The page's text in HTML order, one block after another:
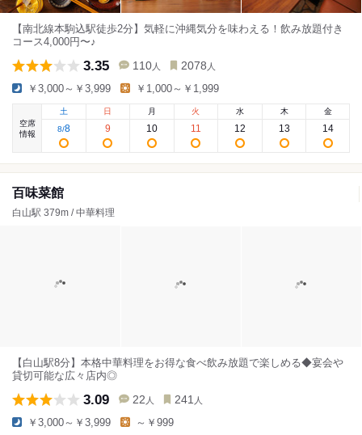
【南北線本駒込駅徒歩2分】気軽に沖縄気分を味わえる！飲み放題付き
コース4,000円〜♪
3.35 110 人 2078 人
￥3,000～￥3,999 ￥1,000～￥1,999
空席
情報
土
8/8
日
9
月
10
火
11
水
12
木
13
金
14
百味菜館
白山駅 379m / 中華料理
【白山駅8分】本格中華料理をお得な食べ飲み放題で楽しめる◆宴会や
貸切可能な広々店内◎
3.09 22 人 241 人
￥3,000～￥3,999 ～￥999